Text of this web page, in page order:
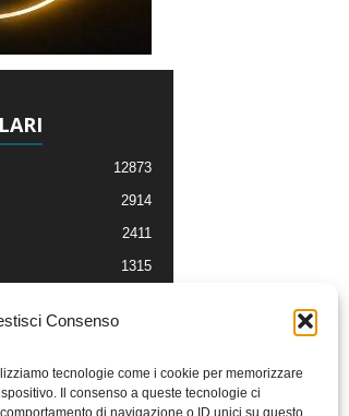
Consenso
tecnologie come i cookie per memorizzare
Il consenso a queste tecnologie ci
di navigazione o ID unici su questo
12873
2914
2411
1315